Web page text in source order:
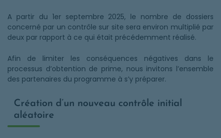
A partir du 1er septembre 2025, le nombre de dossiers
concerné par un contrôle sur site sera environ multiplié par
deux par rapport à ce qui était précédemment réalisé.
Afin de limiter les conséquences négatives dans le
processus d’obtention de prime, nous invitons l’ensemble
des partenaires du programme à s’y préparer.
Création d’un nouveau contrôle initial
aléatoire